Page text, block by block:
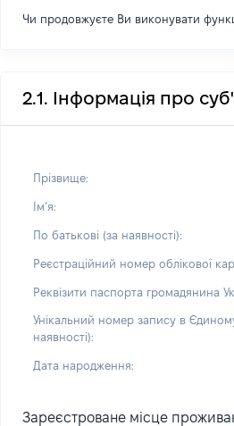
Чи продовжуєте Ви виконувати
2.1. Інформація про
Прізвище:
Імʼя:
По батькові (за наявності):
Реєстраційний номер облікової
Реквізити паспорта громадянина
Унікальний номер запису в
наявності):
Дата народження:
Зареєстроване місце